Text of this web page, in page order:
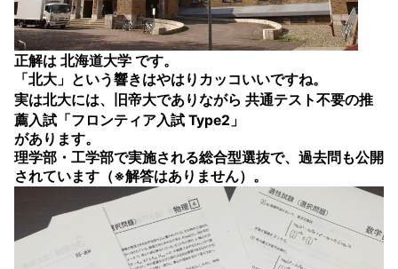
正解は 北海道大学 です。
「北大」という響きはやはりカッコいいですね。
実は北大には、旧帝大でありながら 共通テスト不要の推
薦入試「フロンティア入試 Type2」
があります。
理学部・工学部で実施される総合型選抜で、過去問も公開
されています（※解答はありません）。